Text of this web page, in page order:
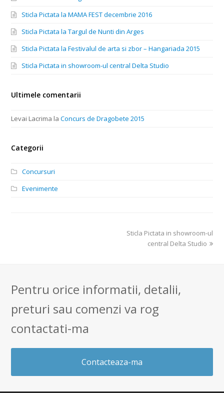
Sticla Pictata la MAMA FEST decembrie 2016
Sticla Pictata la Targul de Nunti din Arges
Sticla Pictata la Festivalul de arta si zbor – Hangariada 2015
Sticla Pictata in showroom-ul central Delta Studio
Ultimele comentarii
Levai Lacrima laConcurs de Dragobete 2015
Categorii
Concursuri
Evenimente
next
Sticla Pictata in showroom-ul
central Delta Studio
Pentru orice informatii, detalii,
preturi sau comenzi va rog
contactati-ma
Contacteaza-ma